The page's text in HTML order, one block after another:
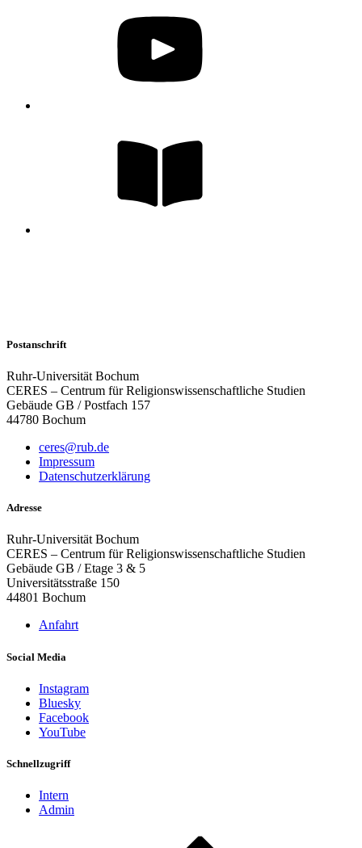
Postanschrift
Ruhr-Universität Bochum
CERES – Centrum für Religionswissenschaftliche Studien
Gebäude GB / Postfach 157
44780 Bochum
ceres@rub.de
Impressum
Datenschutzerklärung
Adresse
Ruhr-Universität Bochum
CERES – Centrum für Religionswissenschaftliche Studien
Gebäude GB / Etage 3 & 5
Universitätsstraße 150
44801 Bochum
Anfahrt
Social Media
Instagram
Bluesky
Facebook
YouTube
Schnellzugriff
Intern
Admin